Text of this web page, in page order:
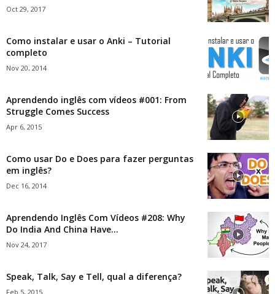
Oct 29, 2017
Como instalar e usar o Anki – Tutorial
completo
Nov 20, 2014
Aprendendo inglês com vídeos #001: From
Struggle Comes Success
Apr 6, 2015
Como usar Do e Does para fazer perguntas
em inglês?
Dec 16, 2014
Aprendendo Inglês Com Vídeos #208: Why
Do India And China Have...
Nov 24, 2017
Speak, Talk, Say e Tell, qual a diferença?
Feb 5, 2015